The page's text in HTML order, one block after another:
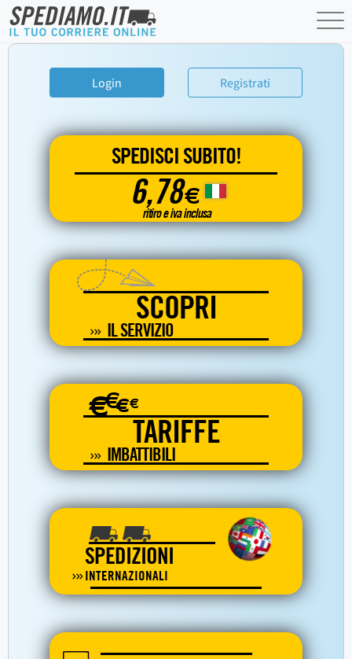
Login Registrati
SPEDISCI SUBITO!
6,78€
ritiro e iva inclusa
SCOPRI
IL SERVIZIO
€€€€
TARIFFE
IMBATTIBILI
SPEDIZIONI
INTERNAZIONALI